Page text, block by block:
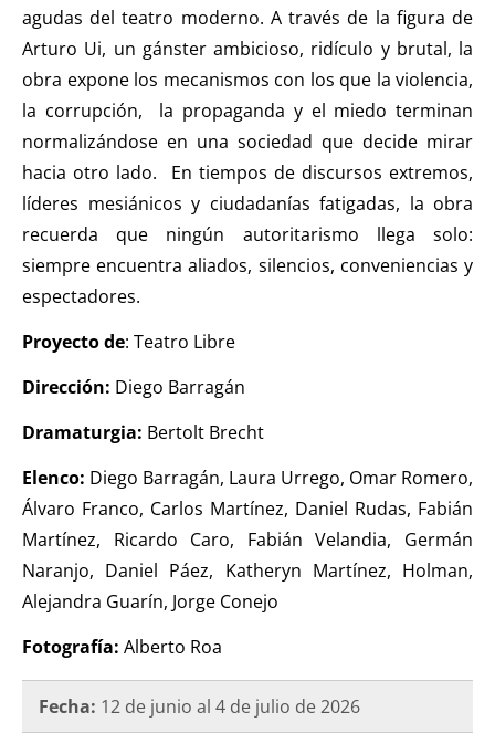
agudas del teatro moderno. A través de la figura de
Arturo Ui, un gánster ambicioso, ridículo y brutal, la
obra expone los mecanismos con los que la violencia,
la corrupción, la propaganda y el miedo terminan
normalizándose en una sociedad que decide mirar
hacia otro lado. En tiempos de discursos extremos,
líderes mesiánicos y ciudadanías fatigadas, la obra
recuerda que ningún autoritarismo llega solo:
siempre encuentra aliados, silencios, conveniencias y
espectadores.
Proyecto de: Teatro Libre
Dirección: Diego Barragán
Dramaturgia: Bertolt Brecht
Elenco: Diego Barragán, Laura Urrego, Omar Romero,
Álvaro Franco, Carlos Martínez, Daniel Rudas, Fabián
Martínez, Ricardo Caro, Fabián Velandia, Germán
Naranjo, Daniel Páez, Katheryn Martínez, Holman,
Alejandra Guarín, Jorge Conejo
Fotografía: Alberto Roa
Fecha: 12 de junio al 4 de julio de 2026